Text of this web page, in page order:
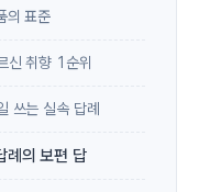
의 표준
신 취향 1순위
쓰는 실속 답례
의 보편 답